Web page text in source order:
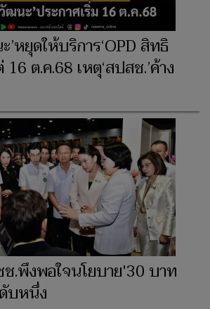
หยุดให้บริการ‘OPD สิทธิ
ต.ค.68 เหตุ‘สปสช.’ค้าง
ช.พึงพอใจนโยบาย'30 บาท
บหนึ่ง